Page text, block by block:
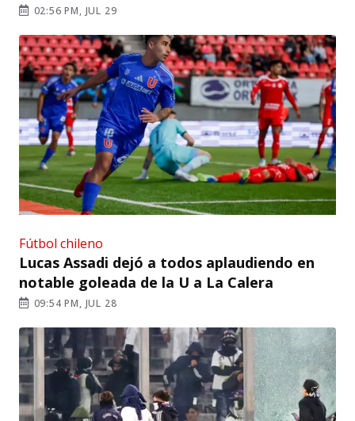
02:56 PM, JUL 29
Fútbol chileno
Lucas Assadi dejó a todos aplaudiendo en
notable goleada de la U a La Calera
09:54 PM, JUL 28